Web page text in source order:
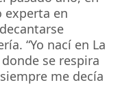
experta en
“Yo nací en La
se respira
me decía